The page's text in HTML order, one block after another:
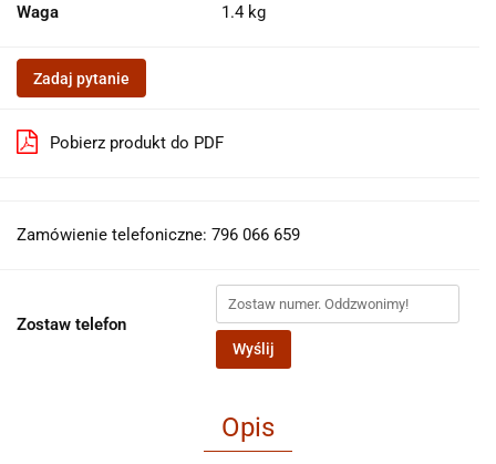
Waga 1.4 kg
Zadaj pytanie
Pobierz produkt do PDF
Zamówienie telefoniczne: 796 066 659
Zostaw telefon
Wyślij
Opis